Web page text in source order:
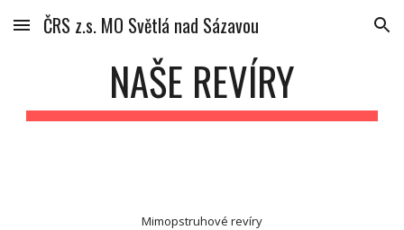
Skip to main content Skip to navigation
ČRS z.s. MO Světlá nad Sázavou
NAŠE REVÍRY
Mimopstruhové revíry